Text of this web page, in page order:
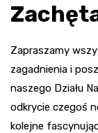
Zapraszamy
zagadnienia i
naszego Działu
odkrycie czegoś
kolejne